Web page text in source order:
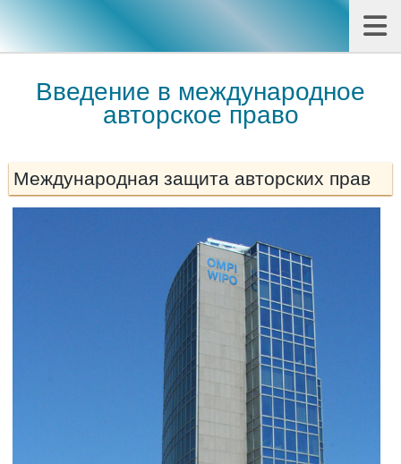
Введение в международное
авторское право
Международная защита авторских прав